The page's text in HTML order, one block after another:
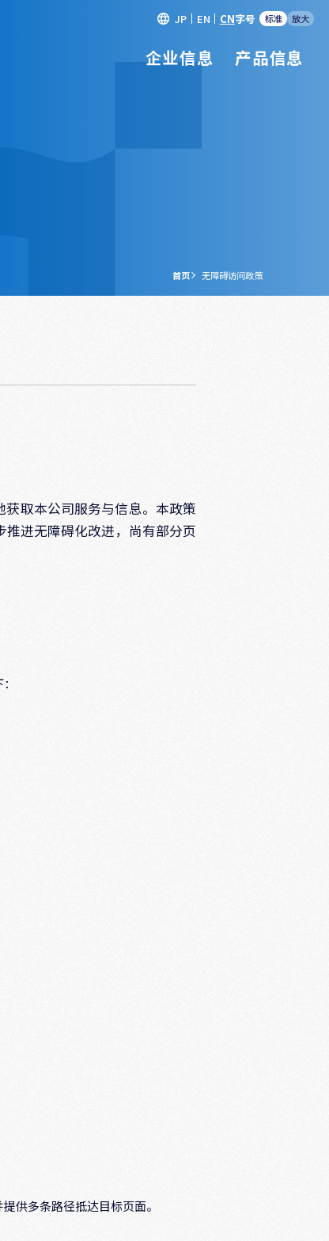
JP EN CN字号 标准 放大
企业信息 产品信息
首页 无障碍访问政策
取本公司服务与信息。本政策
进无障碍化改进，尚有部分页
供多条路径抵达目标页面。